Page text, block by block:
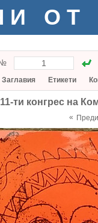
ОТ
Заглавия Етикети
11-ти конгрес на
«